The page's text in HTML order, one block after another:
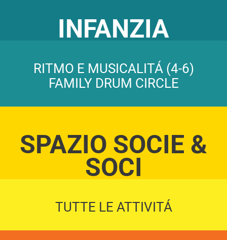
INFANZIA
RITMO E MUSICALITÁ (4-6)
FAMILY DRUM CIRCLE
SPAZIO SOCIE &
SOCI
TUTTE LE ATTIVITÁ